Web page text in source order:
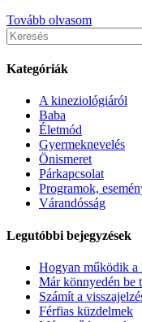
Tovább olvasom
Keresés
erre:
Kategóriák
A kineziológiáról
Baba
Életmód
Gyermeknevelés
Önismeret
Párkapcsolat
Programok,
Várandósság
Legutóbbi bejegyzések
Hogyan működik a
Már könnyedén be
Számít a
Férfias küzdelmek